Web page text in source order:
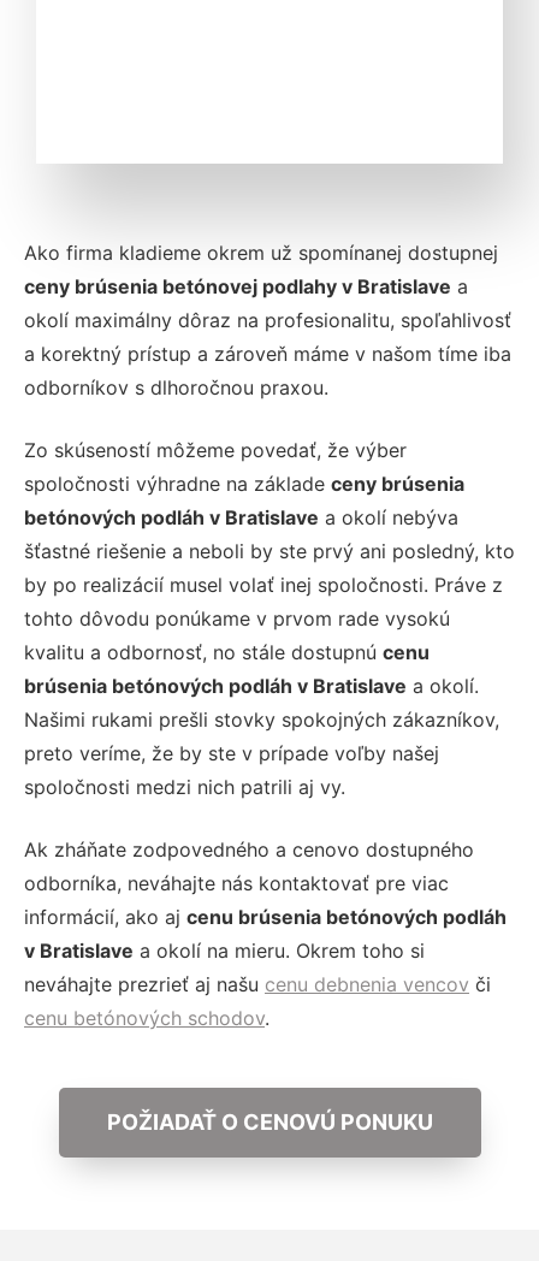
Ako firma kladieme okrem už spomínanej dostupnej
ceny brúsenia betónovej podlahy v Bratislave a
okolí maximálny dôraz na profesionalitu, spoľahlivosť
a korektný prístup a zároveň máme v našom tíme iba
odborníkov s dlhoročnou praxou.
Zo skúseností môžeme povedať, že výber
spoločnosti výhradne na základe ceny brúsenia
betónových podláh v Bratislave a okolí nebýva
šťastné riešenie a neboli by ste prvý ani posledný, kto
by po realizácií musel volať inej spoločnosti. Práve z
tohto dôvodu ponúkame v prvom rade vysokú
kvalitu a odbornosť, no stále dostupnú cenu
brúsenia betónových podláh v Bratislave a okolí.
Našimi rukami prešli stovky spokojných zákazníkov,
preto veríme, že by ste v prípade voľby našej
spoločnosti medzi nich patrili aj vy.
Ak zháňate zodpovedného a cenovo dostupného
odborníka, neváhajte nás kontaktovať pre viac
informácií, ako aj cenu brúsenia betónových podláh
v Bratislave a okolí na mieru. Okrem toho si
neváhajte prezrieť aj našu cenu debnenia vencov či
cenu betónových schodov.
POŽIADAŤ O CENOVÚ PONUKU